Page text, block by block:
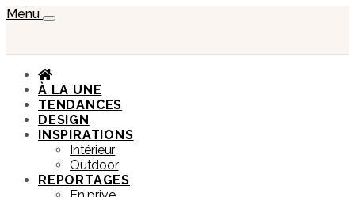
Menu
À LA UNE
TENDANCES
DESIGN
INSPIRATIONS
Intérieur
Outdoor
REPORTAGES